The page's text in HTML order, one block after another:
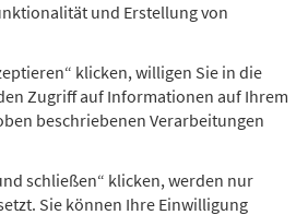
Universität Dortmund
DJI/TU Dortmund
78
und Erstellung von
klicken, willigen Sie in die
Zugriff auf Informationen auf Ihrem
beschriebenen Verarbeitungen
schließen“ klicken, werden nur
Sie können Ihre Einwilligung